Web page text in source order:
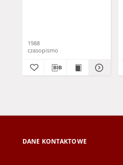
1988
czasopismo
DANE KONTAKTOWE